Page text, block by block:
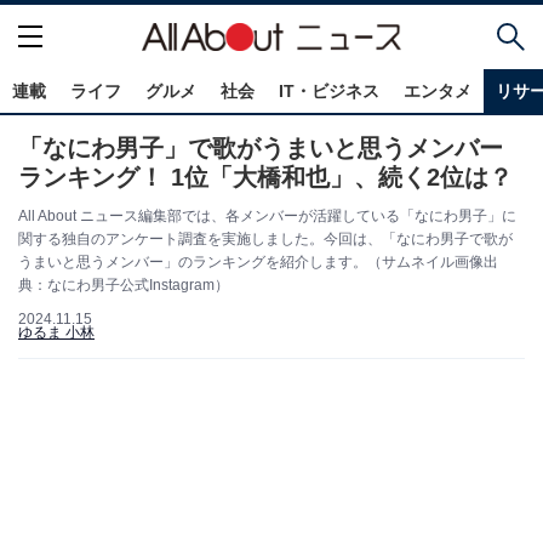
連載 ライフ グルメ 社会 IT・ビジネス エンタメ リサ
「なにわ男子」で歌がうまいと思うメンバー
ランキング！ 1位「大橋和也」、続く2位は？
All About ニュース編集部では、各メンバーが活躍している「なにわ男子」に
関する独自のアンケート調査を実施しました。今回は、「なにわ男子で歌が
うまいと思うメンバー」のランキングを紹介します。（サムネイル画像出
典：なにわ男子公式Instagram）
2024.11.15
ゆるま 小林